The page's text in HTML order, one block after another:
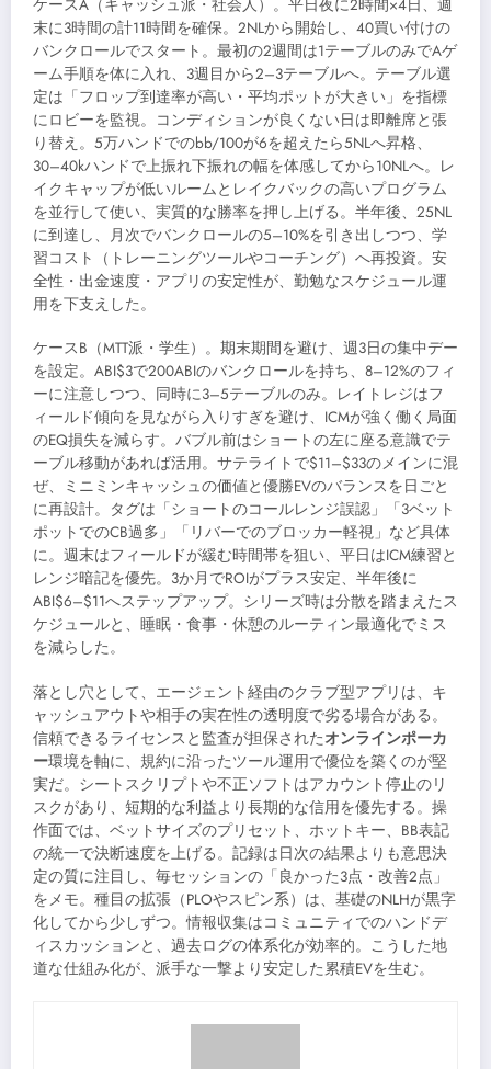
ケースA（キャッシュ派・社会人）。平日夜に2時間×4日、週
末に3時間の計11時間を確保。2NLから開始し、40買い付けの
バンクロールでスタート。最初の2週間は1テーブルのみでAゲ
ーム手順を体に入れ、3週目から2–3テーブルへ。テーブル選
定は「フロップ到達率が高い・平均ポットが大きい」を指標
にロビーを監視。コンディションが良くない日は即離席と張
り替え。5万ハンドでのbb/100が6を超えたら5NLへ昇格、
30–40kハンドで上振れ下振れの幅を体感してから10NLへ。レ
イクキャップが低いルームとレイクバックの高いプログラム
を並行して使い、実質的な勝率を押し上げる。半年後、25NL
に到達し、月次でバンクロールの5–10%を引き出しつつ、学
習コスト（トレーニングツールやコーチング）へ再投資。安
全性・出金速度・アプリの安定性が、勤勉なスケジュール運
用を下支えした。
ケースB（MTT派・学生）。期末期間を避け、週3日の集中デー
を設定。ABI$3で200ABIのバンクロールを持ち、8–12%のフィ
ーに注意しつつ、同時に3–5テーブルのみ。レイトレジはフ
ィールド傾向を見ながら入りすぎを避け、ICMが強く働く局面
のEQ損失を減らす。バブル前はショートの左に座る意識でテ
ーブル移動があれば活用。サテライトで$11–$33のメインに混
ぜ、ミニミンキャッシュの価値と優勝EVのバランスを日ごと
に再設計。タグは「ショートのコールレンジ誤認」「3ベット
ポットでのCB過多」「リバーでのブロッカー軽視」など具体
に。週末はフィールドが緩む時間帯を狙い、平日はICM練習と
レンジ暗記を優先。3か月でROIがプラス安定、半年後に
ABI$6–$11へステップアップ。シリーズ時は分散を踏まえたス
ケジュールと、睡眠・食事・休憩のルーティン最適化でミス
を減らした。
落とし穴として、エージェント経由のクラブ型アプリは、キ
ャッシュアウトや相手の実在性の透明度で劣る場合がある。
信頼できるライセンスと監査が担保されたオンラインポーカ
ー環境を軸に、規約に沿ったツール運用で優位を築くのが堅
実だ。シートスクリプトや不正ソフトはアカウント停止のリ
スクがあり、短期的な利益より長期的な信用を優先する。操
作面では、ベットサイズのプリセット、ホットキー、BB表記
の統一で決断速度を上げる。記録は日次の結果よりも意思決
定の質に注目し、毎セッションの「良かった3点・改善2点」
をメモ。種目の拡張（PLOやスピン系）は、基礎のNLHが黒字
化してから少しずつ。情報収集はコミュニティでのハンドデ
ィスカッションと、過去ログの体系化が効率的。こうした地
道な仕組み化が、派手な一撃より安定した累積EVを生む。